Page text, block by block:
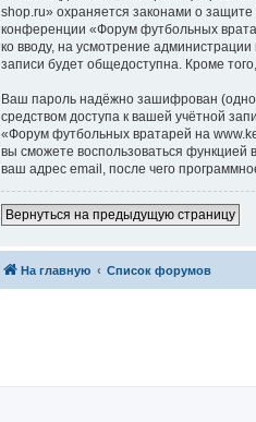
shop.ru» охраняется законами о
конференции «Форум футбольных
ко вводу, на усмотрение
записи будет общедоступна. Кроме
Ваш пароль надёжно зашифрован
средством доступа к вашей учётной
«Форум футбольных вратарей на
вы сможете воспользоваться
ваш адрес email, после чего
Вернуться на предыдущую страницу
На главную Список форумов